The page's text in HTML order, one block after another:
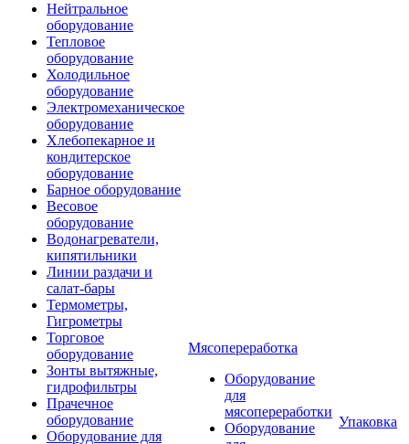
Нейтральное
оборудование
Тепловое
оборудование
Холодильное
оборудование
Электромеханическое
оборудование
Хлебопекарное и
кондитерское
оборудование
Барное оборудование
Весовое
оборудование
Водонагреватели,
кипятильники
Линии раздачи и
салат-бары
Термометры,
Гигрометры
Торговое
оборудование
Зонты вытяжные,
гидрофильтры
Прачечное
оборудование
Оборудование для
Мясопереработка
Оборудование
для
мясопереработки
Оборудование
Упаковка